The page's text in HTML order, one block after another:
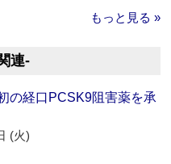
もっと見る »
連‐
の経口PCSK9阻害薬を承
(火)